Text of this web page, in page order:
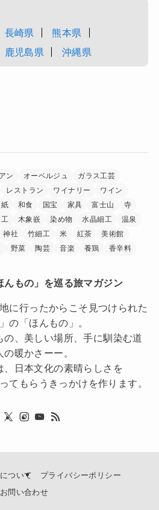
長崎県
熊本県
鹿児島県 沖縄県
ン オーベルジュ
ガラス工芸
レストラン ワイナリー
ワイン
和食 国宝 家具 富士山
寺
木象嵌 染め物 水晶細工
温泉
神社 竹細工 米 紅茶
美術館
野菜 陶芸 音楽 養鶏 香辛料
んもの」を巡る旅マガジン
に行ったからこそ見つけられた
の「ほんもの」。
、美しい場所、手に馴染む道
の暖かさーー。
、日本文化の素晴らしさを
てもらうきっかけを作ります。
ついて
プライバシーポリシー
お問い合わせ